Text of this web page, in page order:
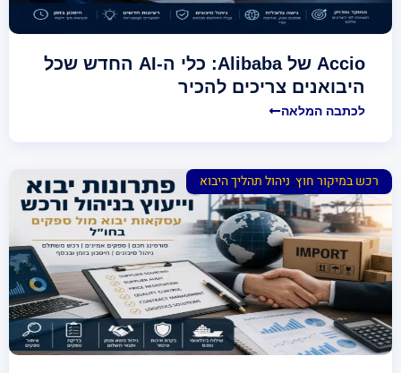
Accio של Alibaba: כלי ה-AI החדש שכל
היבואנים צריכים להכיר
לכתבה המלאה
רכש במיקור חוץ,ניהול תהליך היבוא